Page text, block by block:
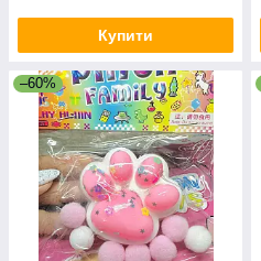
Купити
–60%